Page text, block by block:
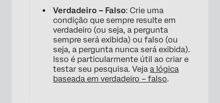
Verdadeiro – Falso: Crie uma
condição que sempre resulte em
verdadeiro (ou seja, a pergunta
sempre será exibida) ou falso (ou
seja, a pergunta nunca será exibida).
Isso é particularmente útil ao criar e
testar seu pesquisa. Veja a lógica
baseada em verdadeiro – falso.